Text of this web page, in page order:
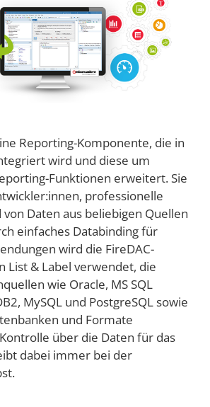
Reporting-Komponente, die in
wird und diese um
Funktionen erweitert. Sie
professionelle
Daten aus beliebigen Quellen
einfaches Databinding für
wird die FireDAC-
List & Label verwendet, die
wie Oracle, MS SQL
MySQL und PostgreSQL sowie
und Formate
über die Daten für das
dabei immer bei der